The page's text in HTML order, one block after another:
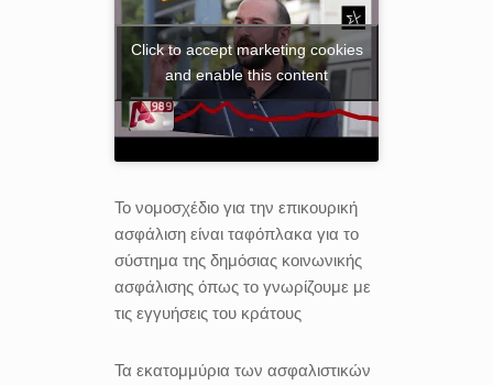
Click to accept marketing cookies
and enable this content
Το νομοσχέδιο για την επικουρική
ασφάλιση είναι ταφόπλακα για το
σύστημα της δημόσιας κοινωνικής
ασφάλισης όπως το γνωρίζουμε με
τις εγγυήσεις του κράτους
Τα εκατομμύρια των ασφαλιστικών